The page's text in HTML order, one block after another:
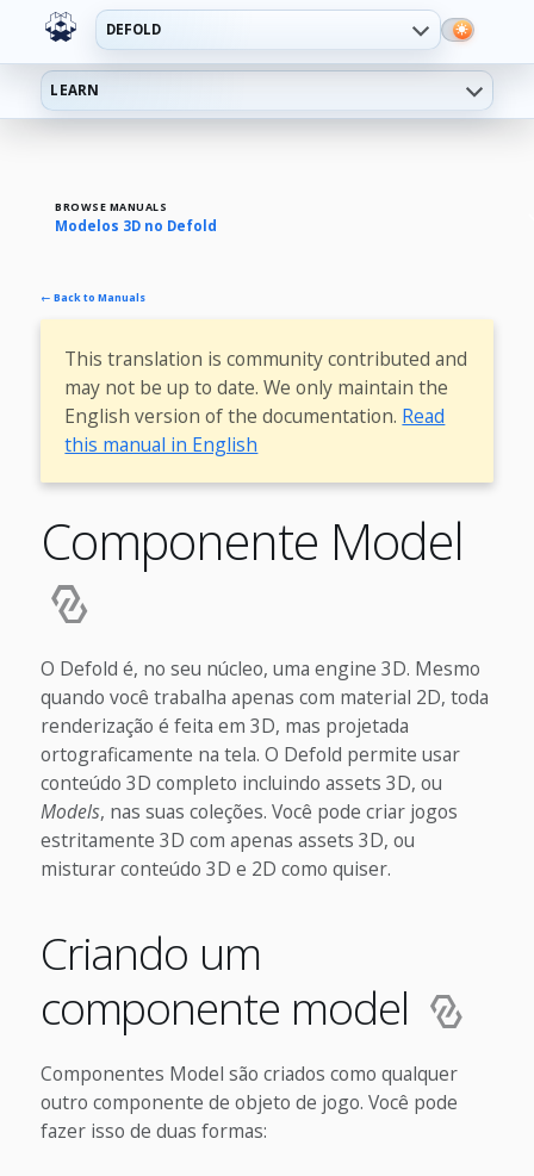
DEFOLD
LEARN
BROWSE MANUALS
Modelos 3D no Defold
← Back to Manuals
This translation is community contributed and
may not be up to date. We only maintain the
English version of the documentation. Read
this manual in English
Componente Model
O Defold é, no seu núcleo, uma engine 3D. Mesmo
quando você trabalha apenas com material 2D, toda
renderização é feita em 3D, mas projetada
ortograficamente na tela. O Defold permite usar
conteúdo 3D completo incluindo assets 3D, ou
Models, nas suas coleções. Você pode criar jogos
estritamente 3D com apenas assets 3D, ou
misturar conteúdo 3D e 2D como quiser.
Criando um
componente model
Componentes Model são criados como qualquer
outro componente de objeto de jogo. Você pode
fazer isso de duas formas: